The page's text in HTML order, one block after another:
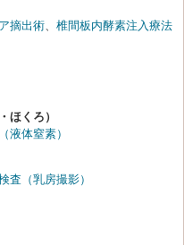
摘出術
椎間板内酵素注入療法
ほくろ）
液体窒素）
査（乳房撮影）